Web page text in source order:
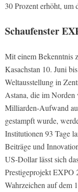
30 Prozent erhöht,
Schaufenster
Mit einem Bekenntnis
Kasachstan 10. Juni
Weltausstellung in
Astana, die im Norden
Milliarden-Aufwand
gestampft wurde,
Institutionen 93 Tage
Beiträge und
US-Dollar lässt sich
Prestigeprojekt EXPO
Wahrzeichen auf dem